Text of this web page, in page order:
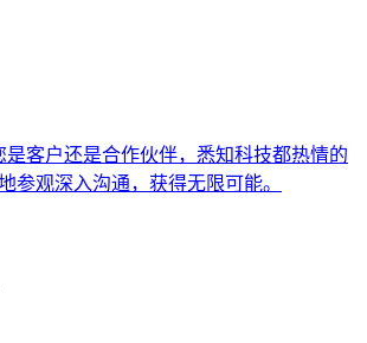
是客户还是合作伙伴，悉知科技都热情的
参观深入沟通，获得无限可能。